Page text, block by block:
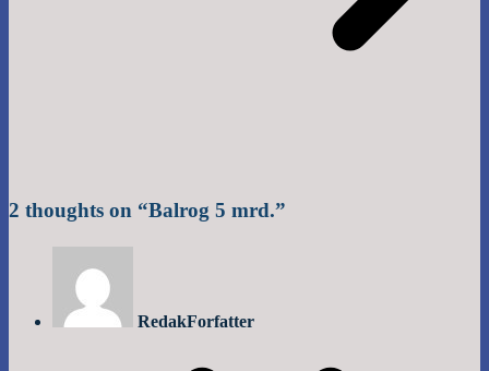
2 thoughts on “Balrog 5 mrd.”
RedakForfatter